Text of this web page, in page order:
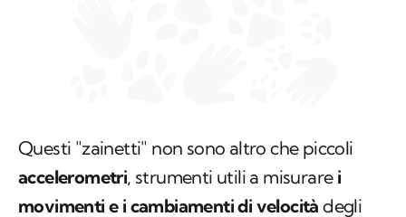
Questi "zainetti" non sono altro che piccoli
accelerometri, strumenti utili a misurare i
movimenti e i cambiamenti di velocità degli